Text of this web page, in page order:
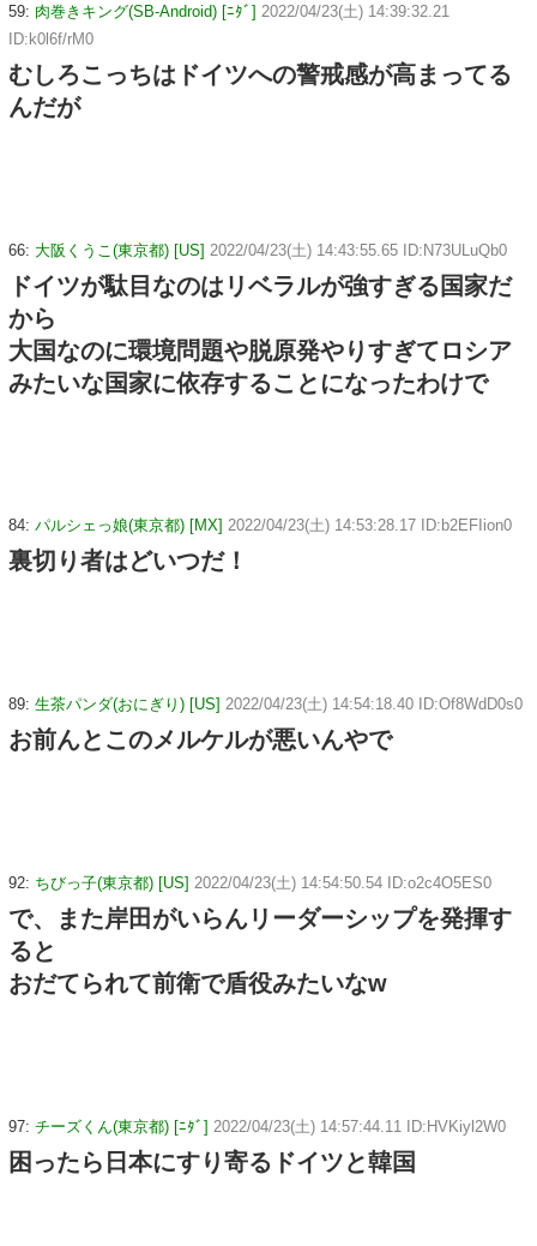
59: 肉巻きキング(SB-Android) [ﾆﾀﾞ] 2022/04/23(土) 14:39:32.21
ID:k0l6f/rM0
むしろこっちはドイツへの警戒感が高まってる
んだが
66: 大阪くうこ(東京都) [US] 2022/04/23(土) 14:43:55.65 ID:N73ULuQb0
ドイツが駄目なのはリベラルが強すぎる国家だ
から
大国なのに環境問題や脱原発やりすぎてロシア
みたいな国家に依存することになったわけで
84: パルシェっ娘(東京都) [MX] 2022/04/23(土) 14:53:28.17 ID:b2EFIion0
裏切り者はどいつだ！
89: 生茶パンダ(おにぎり) [US] 2022/04/23(土) 14:54:18.40 ID:Of8WdD0s0
お前んとこのメルケルが悪いんやで
92: ちびっ子(東京都) [US] 2022/04/23(土) 14:54:50.54 ID:o2c4O5ES0
で、また岸田がいらんリーダーシップを発揮す
ると
おだてられて前衛で盾役みたいなw
97: チーズくん(東京都) [ﾆﾀﾞ] 2022/04/23(土) 14:57:44.11 ID:HVKiyl2W0
困ったら日本にすり寄るドイツと韓国